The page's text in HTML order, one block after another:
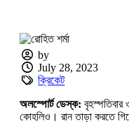
by
July 28, 2023
ক্রিকেট
অলস্পোর্ট ডেস্ক: বৃহস্পতিবার
কোহলিও। রান তাড়া করতে